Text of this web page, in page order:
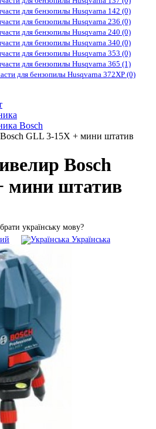
для бензопилы Husqvarna 142 (0)
для бензопилы Husqvarna 236 (0)
для бензопилы Husqvarna 240 (0)
для бензопилы Husqvarna 340 (0)
для бензопилы Husqvarna 353 (0)
для бензопилы Husqvarna 365 (1)
для бензопилы Husqvarna 372XP (0)
Bosch
GLL 3-15X + мини штатив
Bosch
мини штатив
українську мову?
Українська